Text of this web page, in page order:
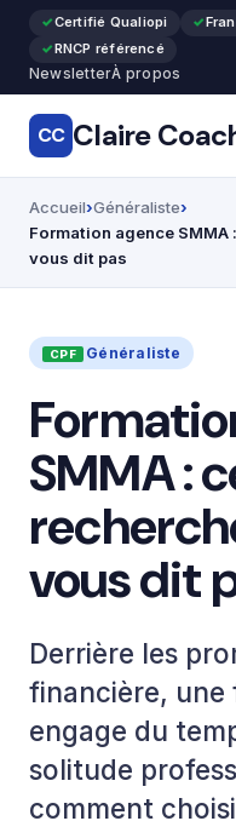
Certifié Qualiopi
RNCP référencé
NewsletterÀ propos
CC Claire
Accueil Généraliste
Formation agence
vous dit pas
Généraliste
SMMA :
vous dit
Derrière les
financière, une
engage du
solitude
comment